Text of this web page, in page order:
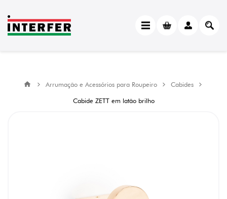
Arrumação e Acessórios para Roupeiro
Cabides
Cabide ZETT em latão brilho